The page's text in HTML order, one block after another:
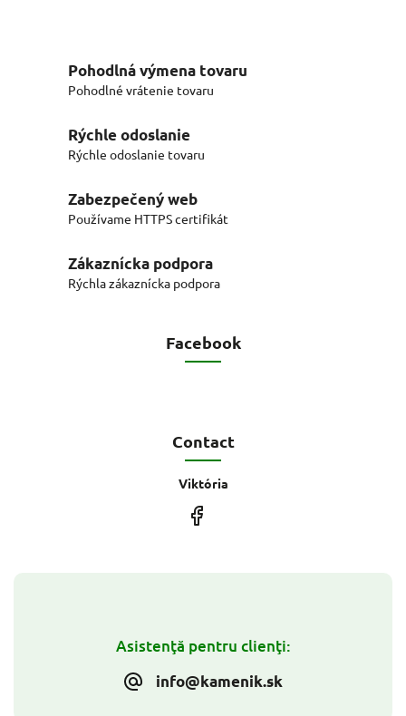
Pohodlná výmena tovaru
Pohodlné vrátenie tovaru
Rýchle odoslanie
Rýchle odoslanie tovaru
Zabezpečený web
Používame HTTPS certifikát
Zákaznícka podpora
Rýchla zákaznícka podpora
Asistenţă pentru clienţi:
info@kamenik.sk
Facebook
Contact
Viktória